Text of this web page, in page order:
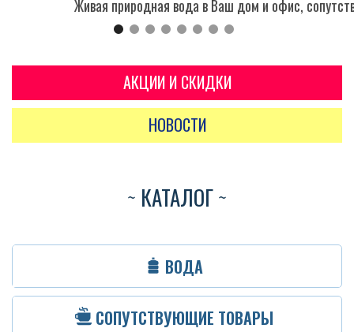
Живая природная вода в Ваш дом и офис,
АКЦИИ И СКИДКИ
НОВОСТИ
КАТАЛОГ
ВОДА
СОПУТСТВУЮЩИЕ ТОВАРЫ